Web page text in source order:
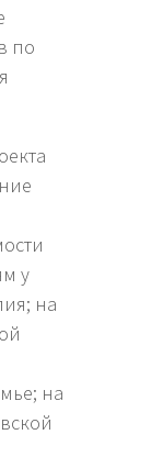
по
у
на
на